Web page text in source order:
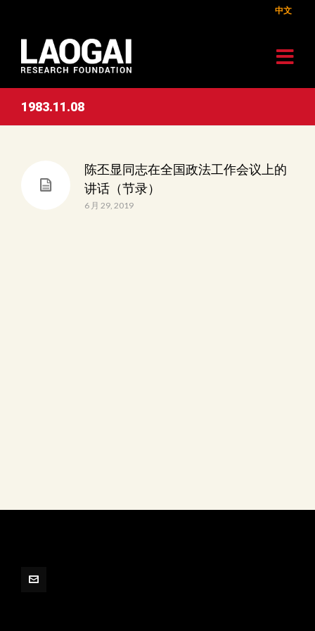
中文
1983.11.08
陈丕显同志在全国政法工作会议上的
讲话（节录）
6 月 29, 2019